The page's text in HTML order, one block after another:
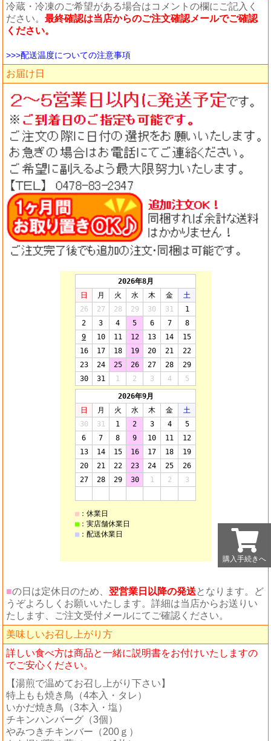
冷蔵・冷凍のご希望がある場合はコメントの欄にご記入く
ださい。 最終確認は当店からのご注文確認メールでご確認
ください。
>>>配送温度についての注意事項
お届け日
■の日は定休日のため、 翌営業日以降の発送 となります。ど
うぞよろしくお願いいたします。詳細は当店からお送りい
たします、ご注文受付メールにてご確認ください。
美味しいお召し上がり方
詳しい食べ方は商品と一緒に説明書をお付けいたしますの
でご安心ください。
【湯煎で温めてお召し上がり下さい】
特上もも焼き鳥（4本入・タレ）
いかだ焼き鳥（3本入・塩）
チキンハンバーグ（3個）
やみつきチキンバー（200ｇ）
購入手続きへ
購入手続きへ